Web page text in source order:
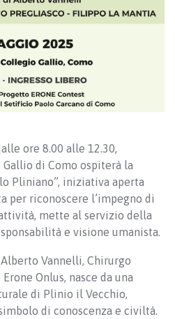
ore 8.00 alle 12.30,
di Como ospiterà la
Pliniano”, iniziativa aperta
per riconoscere l’impegno di
mette al servizio della
e visione umanista.
Vannelli, Chirurgo
Onlus, nasce da una
di Plinio il Vecchio,
di conoscenza e civiltà.